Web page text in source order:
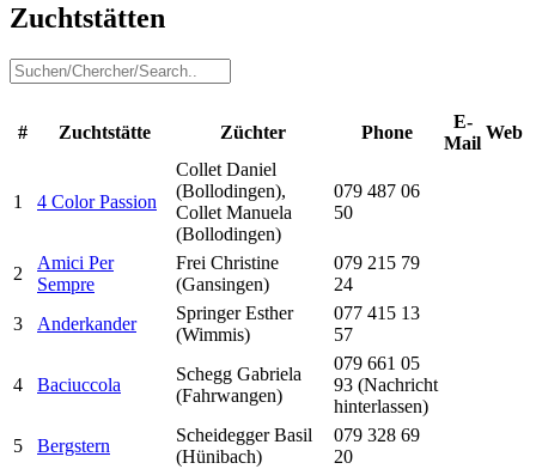
Zuchtstätten
# Zuchtstätte Züchter Phone
E-
Mail
Web
1 4 Color Passion
Collet Daniel
(Bollodingen),
Collet Manuela
(Bollodingen)
079 487 06
50
2
Amici Per
Sempre
Frei Christine
(Gansingen)
079 215 79
24
3
Anderkander
Springer Esther
(Wimmis)
077 415 13
57
4 Baciuccola
Schegg Gabriela
(Fahrwangen)
079 661 05
93 (Nachricht
hinterlassen)
5
Bergstern
Scheidegger Basil
(Hünibach)
079 328 69
20